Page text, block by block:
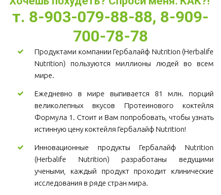
т. 8-903-079-88-88, 8-909-
700-78-78
Продуктами компании Гербалайф Nutrition (Herbalife
Nutrition) пользуются миллионы людей во всем
мире.
Ежедневно в мире выпивается 81 млн. порций
великолепных вкусов Протеинового коктейля
Формула 1. Стоит и Вам попробовать, чтобы узнать
истинную цену коктейля Гербалайф Nutrition!
Инновационные продукты Гербалайф Nutrition
(Herbalife Nutrition) разработаны ведущими
учеными, каждый продукт проходит клинические
исследования в ряде стран мира.